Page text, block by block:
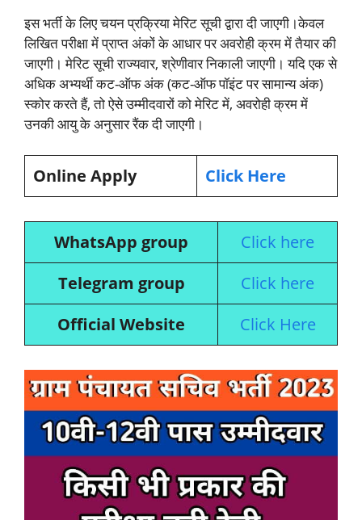
इस भर्ती के लिए चयन प्रक्रिया मेरिट सूची द्वारा दी जाएगी।केवल
लिखित परीक्षा में प्राप्त अंकों के आधार पर अवरोही क्रम में तैयार की
जाएगी। मेरिट सूची राज्यवार, श्रेणीवार निकाली जाएगी। यदि एक से
अधिक अभ्यर्थी कट-ऑफ अंक (कट-ऑफ पॉइंट पर सामान्य अंक)
स्कोर करते हैं, तो ऐसे उम्मीदवारों को मेरिट में, अवरोही क्रम में
उनकी आयु के अनुसार रैंक दी जाएगी।
Online Apply Click Here
WhatsApp group
Click here
Telegram group
Click here
Official Website
Click Here